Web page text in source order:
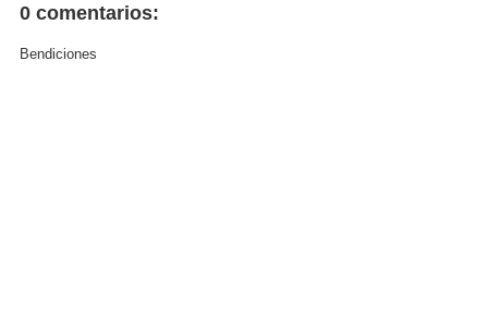
0 comentarios:
Bendiciones